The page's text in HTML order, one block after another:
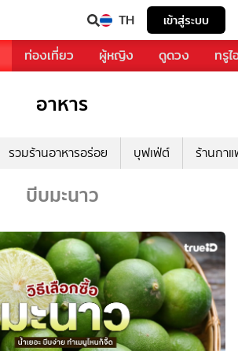
TH เข้าสู่ระบบ
ท่องเที่ยว ผู้หญิง ดูดวง ทรู
อาหาร
รวมร้านอาหารอร่อย บุฟเฟ่ต์ ร้านกา
บีบมะนาว